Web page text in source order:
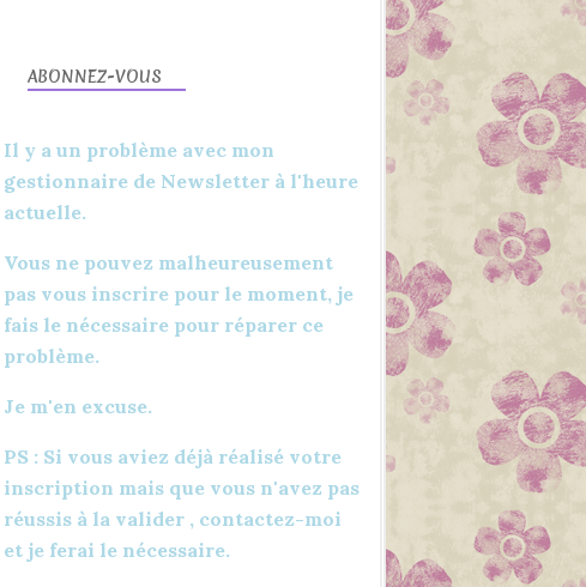
ABONNEZ-VOUS
Il y a un problème avec mon
gestionnaire de Newsletter à l'heure
actuelle.
Vous ne pouvez malheureusement
pas vous inscrire pour le moment, je
fais le nécessaire pour réparer ce
problème.
Je m'en excuse.
PS : Si vous aviez déjà réalisé votre
inscription mais que vous n'avez pas
réussis à la valider , contactez-moi
et je ferai le nécessaire.